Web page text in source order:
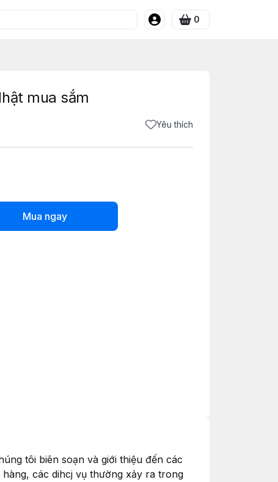
0
mua sắm
Yêu thích
Mua ngay
tôi biên soạn và giới thiệu đến các
các dihcj vụ thường xảy ra trong